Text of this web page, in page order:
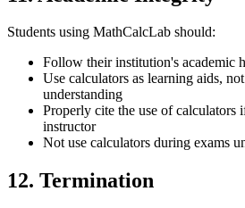
Students using MathCalcLab should:
Follow their institution's academic
Use calculators as learning aids,
understanding
Properly cite the use of calculators
instructor
Not use calculators during exams
12. Termination